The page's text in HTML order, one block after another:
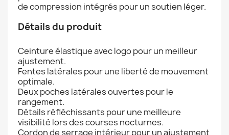
de compression intégrés pour un soutien léger.
Détails du produit
Ceinture élastique avec logo pour un meilleur
ajustement.
Fentes latérales pour une liberté de mouvement
optimale.
Deux poches latérales ouvertes pour le
rangement.
Détails réfléchissants pour une meilleure
visibilité lors des courses nocturnes.
Cordon de serrage intérieur pour un ajustement